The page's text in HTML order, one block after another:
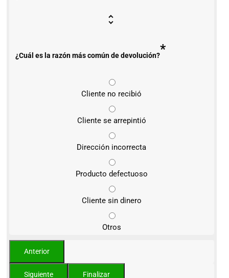
¿Cuál es la razón más común de devolución?*
Cliente no recibió
Cliente se arrepintió
Dirección incorrecta
Producto defectuoso
Cliente sin dinero
Otros